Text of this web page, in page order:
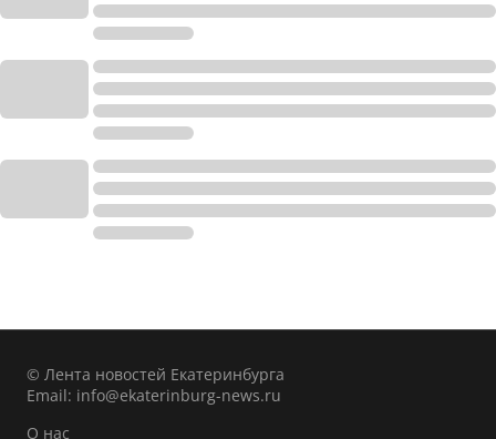
© Лента новостей Екатеринбурга
Email: info@ekaterinburg-news.ru
О нас